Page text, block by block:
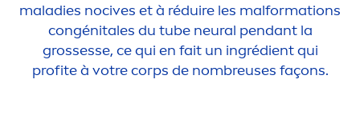
maladies nocives et à réduire les malformations
congénitales du tube neural pendant la
grossesse, ce qui en fait un ingrédient qui
profite à votre corps de nombreuses façons.